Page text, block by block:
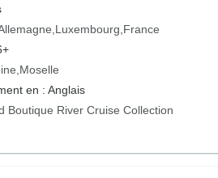
Luxembourg France
Moselle
en : Anglais
Boutique River Cruise Collection